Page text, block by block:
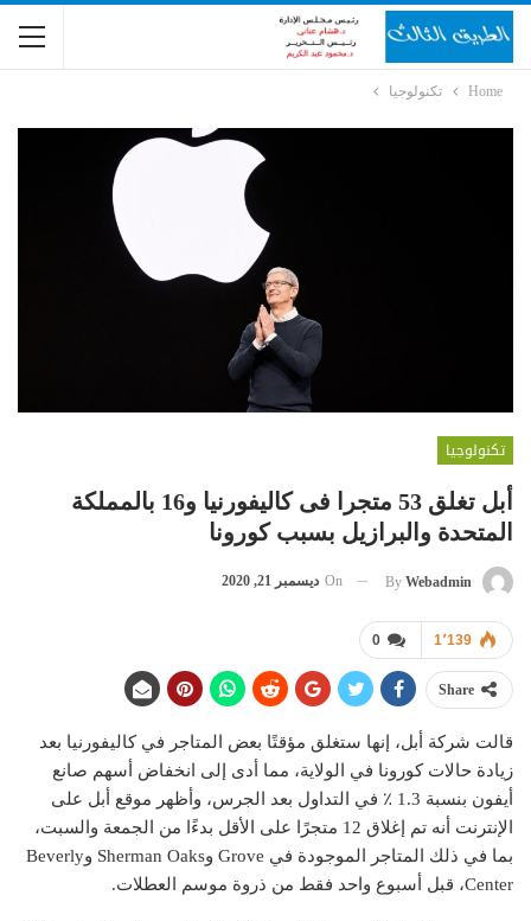
Home تكنولوجيا
تكنولوجيا
أبل تغلق 53 متجرا فى كاليفورنيا و16 بالمملكة
المتحدة والبرازيل بسبب كورونا
By Webadmin
On ديسمبر 21, 2020
0 1٬139
Share
قالت شركة أبل، إنها ستغلق مؤقتًا بعض المتاجر في كاليفورنيا بعد
زيادة حالات كورونا في الولاية، مما أدى إلى انخفاض أسهم صانع
أيفون بنسبة 1.3 ٪ في التداول بعد الجرس، وأظهر موقع أبل على
الإنترنت أنه تم إغلاق 12 متجرًا على الأقل بدءًا من الجمعة والسبت،
بما في ذلك المتاجر الموجودة في Grove وSherman Oaks وBeverly
Center، قبل أسبوع واحد فقط من ذروة موسم العطلات.